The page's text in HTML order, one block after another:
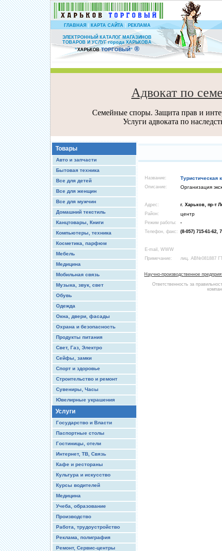
ГЛАВНАЯ| КАРТА САЙТА | РЕКЛАМА
ЭЛЕКТРОННЫЙ КАТАЛОГ МАГАЗИНОВ
ТОВАРОВ И УСЛУГ города ХАРЬКОВА
“ХАРЬКОВ ТОРГОВЫЙ” ®
Адвокат по
Семейные споры. Защита прав и
Услуги адвоката по
Товары
Авто и запчасти
Бытовая техника
Все для детей
Все для женщин
Все для мужчин
Домашний текстиль
Канцтовары, Книги
Компьютеры, техника
Косметика, парфюм
Мебель
Медицина
Мобильная связь
Музыка, звук, свет
Обувь
Одежда
Окна, двери, фасады
Охрана и безопасность
Продукты питания
Свет, Газ, Электро
Сейфы, замки
Спорт и здоровье
Строительство и ремонт
Сувениры, Часы
Ювелирные украшения
Услуги
Государство и Власти
Паспортные столы
Гостиницы, отели
Интернет, ТВ, Связь
Кафе и рестораны
Культура и искусство
Курсы водителей
Медицина
Учеба, образование
Производство
Работа, трудоустройство
Реклама, полиграфия
Ремонт, Сервис-центры
Название: Туристическая
Описание: Организация
Адрес:
г. Харьков, пр-т
Район:
центр
Режим работы:
-
Телефон, факс: (8-057) 715-61-62,
E-mail, WWW
Примечание:
лиц. АВ№081887
Научно-производственное
Ответственность за